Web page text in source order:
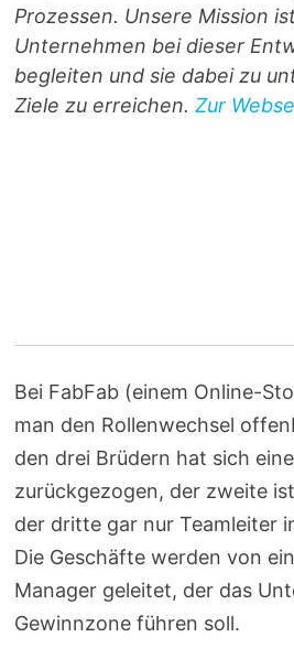
Prozessen. Unsere Mission
Unternehmen bei dieser
begleiten und sie dabei zu
Ziele zu erreichen.Zur
Bei FabFab (einem Online-
man den Rollenwechsel
den drei Brüdern hat sich
zurückgezogen, der zweite
der dritte gar nur Teamleiter
Die Geschäfte werden von
Manager geleitet, der das
Gewinnzone führen soll.